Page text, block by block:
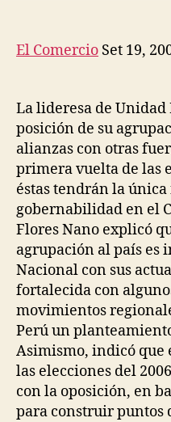
El Comercio Set 19,
La lideresa de
posición de su
alianzas con otras
primera vuelta de las
éstas tendrán la
gobernabilidad en el
Flores Nano explicó
agrupación al país es
Nacional con sus
fortalecida con
movimientos
Perú un
Asimismo, indicó que
las elecciones del
con la oposición, en
para construir puntos